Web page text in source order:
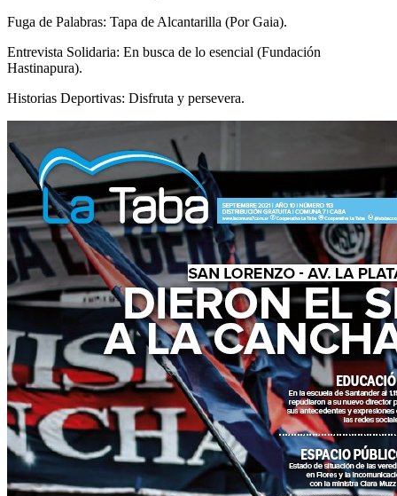
Fuga de Palabras: Tapa de Alcantarilla (Por Gaia).
Entrevista Solidaria: En busca de lo esencial (Fundación
Hastinapura).
Historias Deportivas: Disfruta y persevera.